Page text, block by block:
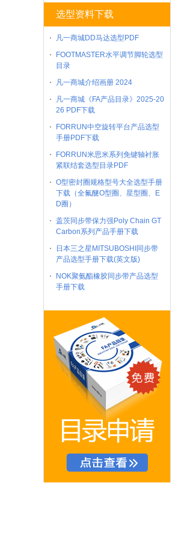
选型资料下载
凡一商城DD马达选型PDF
FOOTMASTER水平调节脚轮选型
目录
凡一商城介绍画册 2024
凡一商城《FA产品目录》2025-20
26 PDF下载
FORRUN中空旋转平台产品选型
手册PDF下载
FORRUN米思米系列免键轴衬胀
紧联结套选型目录PDF
O型密封圈规格型号大全选型手册
下载（全氟醚O型圈、星型圈、E
D圈）
盖茨同步带保力强Poly Chain GT
Carbon系列产品手册下载
日本三之星MITSUBOSHI同步带
产品选型手册下载(英文版)
NOK聚氨酯橡胶同步带产品选型
手册下载